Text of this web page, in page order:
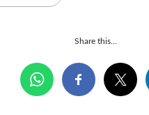
Share this...